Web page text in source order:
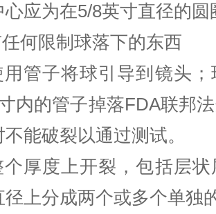
心应为在5/8英寸直径的圆
何限制球落下的东西
管子将球引导到镜头
内的管子掉落FDA联邦
能破裂以通过测试。
个厚度上开裂，包括层
上分成两个或多个单独